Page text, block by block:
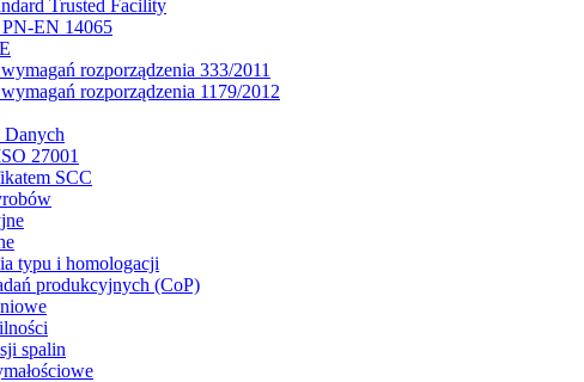
Trusted Facility
EN 14065
rozporządzenia 333/2011
rozporządzenia 1179/2012
Danych
27001
SCC
typu i homologacji
produkcyjnych (CoP)
spalin